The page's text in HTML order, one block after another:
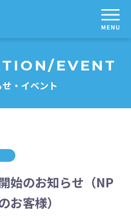
EVENT
せ・イベント
始のお知らせ（NP
お客様）